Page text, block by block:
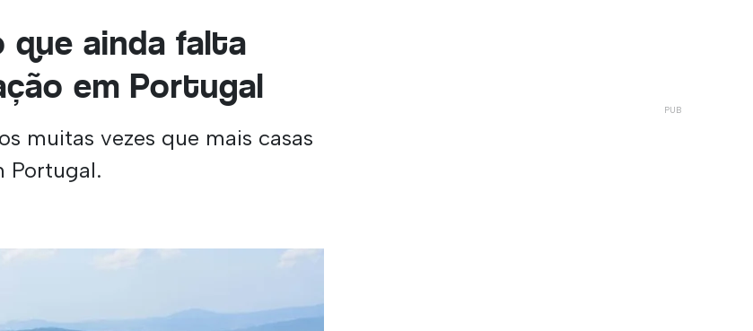
que ainda falta
em Portugal
muitas vezes que mais casas
Portugal.